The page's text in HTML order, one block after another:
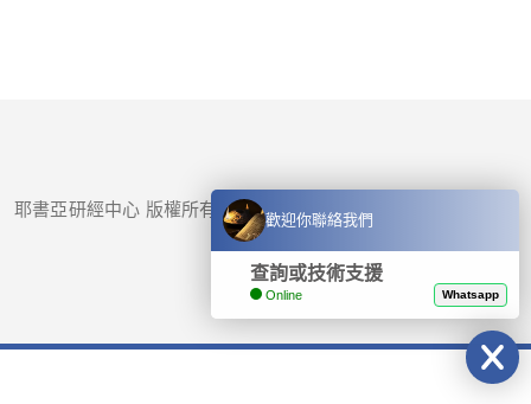
耶書亞研經中心 版權所有 © 2017-2026
歡迎你聯絡我們
查詢或技術支援
Online Whatsapp